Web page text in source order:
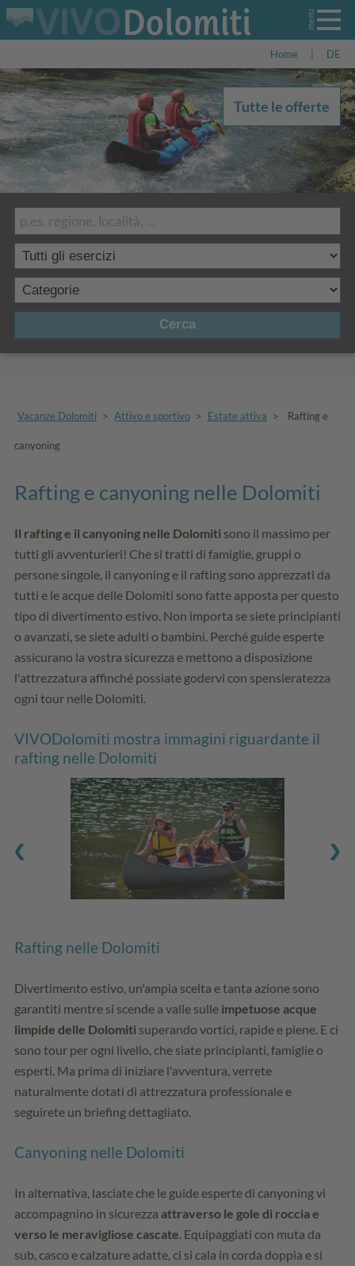
Home DE
Cerca
Tutte le offerte
Vacanze Dolomiti > Attivo e sportivo > Estate attiva > Rafting e
canyoning
Rafting e canyoning nelle Dolomiti
Il rafting e il canyoning nelle Dolomiti sono il massimo per
tutti gli avventurieri! Che si tratti di famiglie, gruppi o
persone singole, il canyoning e il rafting sono apprezzati da
tutti e le acque delle Dolomiti sono fatte apposta per questo
tipo di divertimento estivo. Non importa se siete principianti
o avanzati, se siete adulti o bambini. Perché guide esperte
assicurano la vostra sicurezza e mettono a disposizione
l'attrezzatura affinché possiate godervi con spensieratezza
ogni tour nelle Dolomiti.
VIVODolomiti mostra immagini riguardante il
rafting nelle Dolomiti
Rafting nelle Dolomiti
Divertimento estivo, un'ampia scelta e tanta azione sono
garantiti mentre si scende a valle sulle impetuose acque
limpide delle Dolomiti superando vortici, rapide e piene. E ci
sono tour per ogni livello, che siate principianti, famiglie o
esperti. Ma prima di iniziare l'avventura, verrete
naturalmente dotati di attrezzatura professionale e
seguirete un briefing dettagliato.
Canyoning nelle Dolomiti
In alternativa, lasciate che le guide esperte di canyoning vi
accompagnino in sicurezza attraverso le gole di roccia e
verso le meravigliose cascate . Equipaggiati con muta da
sub, casco e calzature adatte, ci si cala in corda doppia e si